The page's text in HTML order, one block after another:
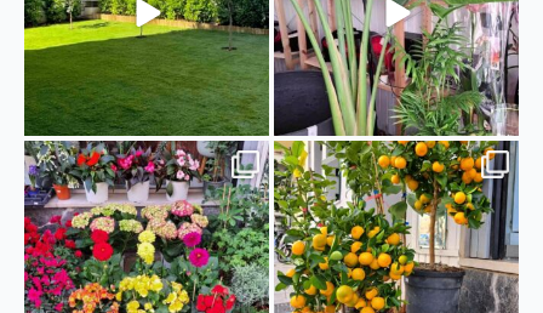
🪻🌷Καλωσορίζουμε την άνοιξη με
φυτά εξωτερικού...
26 0
🍊Καλαμοντίν (Citrus mitis)
Το Καλαμοντίν,...
27 0